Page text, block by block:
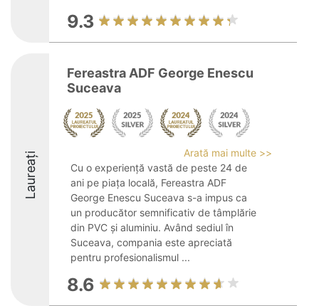
9.3
Laureați
Fereastra ADF George Enescu
Suceava
Arată mai multe >>
Cu o experiență vastă de peste 24 de
ani pe piața locală, Fereastra ADF
George Enescu Suceava s-a impus ca
un producător semnificativ de tâmplărie
din PVC și aluminiu. Având sediul în
Suceava, compania este apreciată
pentru profesionalismul ...
8.6